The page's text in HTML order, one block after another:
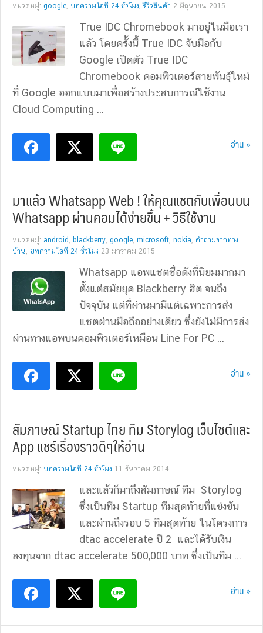
หมวดหมู่: google, บทความไอที 24 ชั่วโมง,รีวิวสินค้า 2 มิถุนายน 2015
True IDC Chromebook มาอยู่ในมือเรา
แล้ว โดยครั้งนี้ True IDC จับมือกับ
Google เปิดตัว True IDC
Chromebook คอมพิวเตอร์สายพันธุ์ใหม่
ที่ Google ออกแบบมาเพื่อสร้างประสบการณ์ใช้งาน
Cloud Computing ...
อ่าน »
มาแล้ว Whatsapp Web ! ให้คุณแชตกับเพื่อนบน
Whatsapp ผ่านคอมได้ง่ายขึ้น + วิธีใช้งาน
หมวดหมู่: android , blackberry, google, microsoft, nokia, คำถามจากทาง
บ้าน, บทความไอที 24 ชั่วโมง 23 มกราคม 2015
Whatsapp แอพแชตชื่อดังที่นิยมมากมา
ตั้งแต่สมัยยุค Blackberry ฮิต จนถึง
ปัจจุบัน แต่ที่ผ่านมามีแต่เฉพาะการส่ง
แชตผ่านมือถืออย่างเดียว ซึ่งยังไม่มีการส่ง
ผ่านทางแอพบนคอมพิวเตอร์เหมือน Line For PC ...
อ่าน »
สัมภาษณ์ Startup ไทย ทีม Storylog เว็บไซต์และ
App แชร์เรื่องราวดีๆให้อ่าน
หมวดหมู่: บทความไอที 24 ชั่วโมง 11 ธันวาคม 2014
และแล้วก็มาถึงสัมภาษณ์ ทีม Storylog
ซึ่งเป็นทีม Startup ทีมสุดท้ายที่แข่งขัน
และผ่านถึงรอบ 5 ทีมสุดท้าย ในโครงการ
dtac accelerate ปี 2 และได้รับเงิน
ลงทุนจาก dtac accelerate 500,000 บาท ซึ่งเป็นทีม ...
อ่าน »